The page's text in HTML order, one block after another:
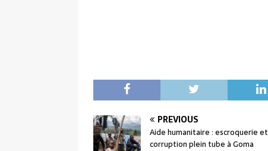
PREVIOUS
Aide humanitaire : escroquerie et
corruption plein tube à Goma